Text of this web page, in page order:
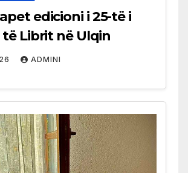
edicioni i 25-të i
Librit në Ulqin
ADMINI